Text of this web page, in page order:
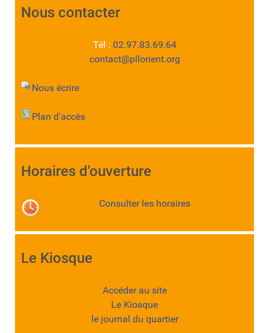
Nous contacter
Tél : 02.97.83.69.64
contact@pllorient.org
Nous écrire
Plan d'accès
Horaires d'ouverture
Consulter les horaires
Le Kiosque
Accéder au site
Le Kiosque
le journal du quartier